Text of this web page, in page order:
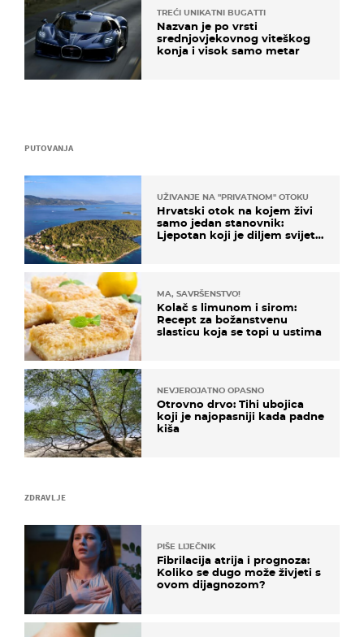
ZDRAVLJE
PIŠE LIJEČNIK
Fibrilacija atrija i prognoza:
Koliko se dugo može živjeti s
ovom dijagnozom?
PUTOVANJA
UŽIVANJE NA "PRIVATNOM" OTOKU
Hrvatski otok na kojem živi
samo jedan stanovnik:
Ljepotan koji je diljem svijeta
MA, SAVRŠENSTVO!
Kolač s limunom i sirom:
Recept za božanstvenu
slasticu koja se topi u ustima
NEVJEROJATNO OPASNO
Otrovno drvo: Tihi ubojica
koji je najopasniji kada padne
kiša
TREĆI UNIKATNI BUGATTI
Nazvan je po vrsti
srednjovjekovnog viteškog
konja i visok samo metar